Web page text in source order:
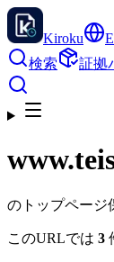
Kiroku
検索
証拠
のトップページ
このURLでは 3